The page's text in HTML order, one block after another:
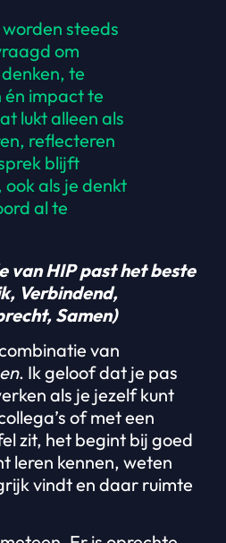
worden steeds
om
te
én impact te
lukt alleen als
reflecteren
blijft
als je denkt
al te
van HIP past het beste
Verbindend,
Samen)
van
. Ik geloof dat je pas
als je jezelf kunt
of met een
zit, het begint bij goed
leren kennen, weten
vindt en daar ruimte